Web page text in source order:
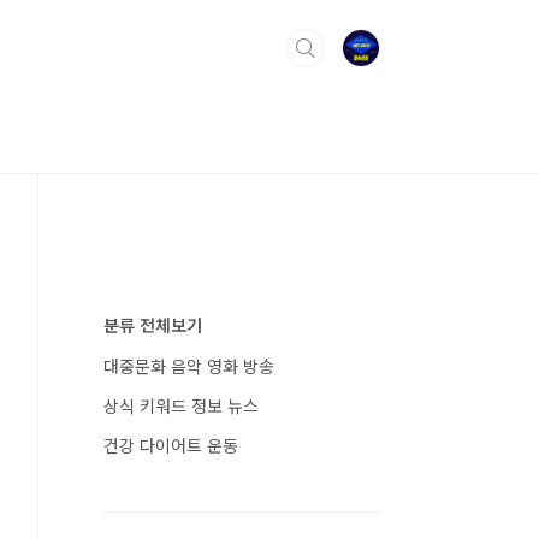
분류 전체보기
대중문화 음악 영화 방송
상식 키워드 정보 뉴스
건강 다이어트 운동